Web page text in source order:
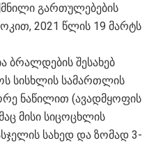
გართულებების
2021 წლის 19 მარტს
ბრალდების შესახებ
სისხლის სამართლის
ნაწილით (ავადმყოფის
მისი სიცოცხლის
სახედ და ზომად 3-